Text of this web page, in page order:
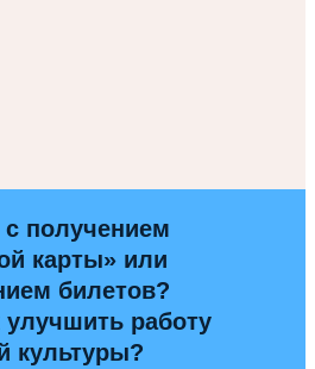
получением
карты» или
билетов?
улучшить работу
культуры?